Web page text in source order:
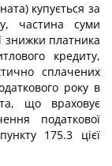
купується за
частина суми
знижки платника
кредиту,
сплачених
року в
що враховує
податкової
175.3 цієї